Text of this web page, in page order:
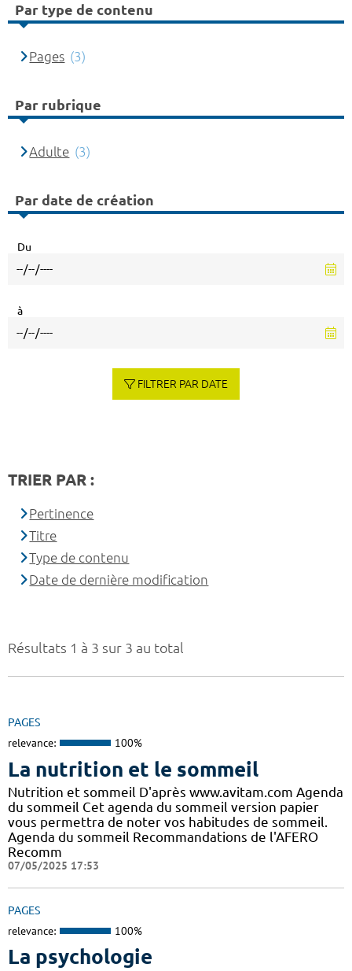
Résultats 1 à 3 sur 3 au total
PAGES
relevance: 100%
La nutrition et le sommeil
Nutrition et sommeil D'après www.avitam.com Agenda
du sommeil Cet agenda du sommeil version papier
vous permettra de noter vos habitudes de sommeil.
Agenda du sommeil Recommandations de l'AFERO
Recomm
07/05/2025 17:53
PAGES
relevance: 100%
La psychologie
Par type de contenu
Pages (3)
Par rubrique
Adulte (3)
Par date de création
Du
à
FILTRER PAR DATE
TRIER PAR :
Pertinence
Titre
Type de contenu
Date de dernière modification